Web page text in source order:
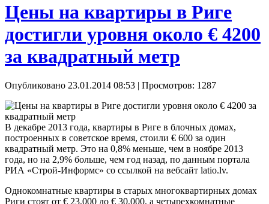
Цены на квартиры в Риге
достигли уровня около € 4200
за квадратный метр
Опубликовано 23.01.2014 08:53 | Просмотров: 1287
В декабре 2013 года, квартиры в Риге в блочных домах,
построенных в советское время, стоили € 600 за один
квадратный метр. Это на 0,8% меньше, чем в ноябре 2013
года, но на 2,9% больше, чем год назад, по данным портала
РИА «Строй-Информс» со ссылкой на вебсайт latio.lv.
Однокомнатные квартиры в старых многоквартирных домах
Риги стоят от € 23,000 до € 30,000, а четырехкомнатные